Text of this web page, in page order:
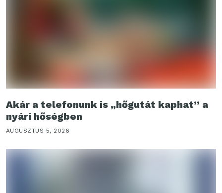
Akár a telefonunk is „hőgutát kaphat” a
nyári hőségben
AUGUSZTUS 5, 2026